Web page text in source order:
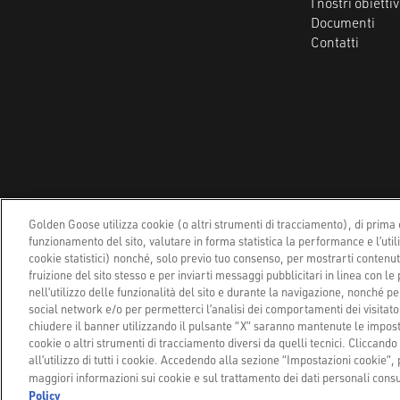
Documenti
Contatti
Privacy Policy
Golden Goose utilizza cookie (o altri strumenti di tracciamento), di
funzionamento del sito, valutare in forma statistica la performance e
cookie statistici) nonché, solo previo tuo consenso, per mostrarti
fruizione del sito stesso e per inviarti messaggi pubblicitari in linea con
nell’utilizzo delle funzionalità del sito e durante la navigazione, nonché
social network e/o per permetterci l’analisi dei comportamenti dei
chiudere il banner utilizzando il pulsante “X” saranno mantenute le
cookie o altri strumenti di tracciamento diversi da quelli tecnici.
all’utilizzo di tutti i cookie. Accedendo alla sezione “Impostazioni
maggiori informazioni sui cookie e sul trattamento dei dati personali
Policy